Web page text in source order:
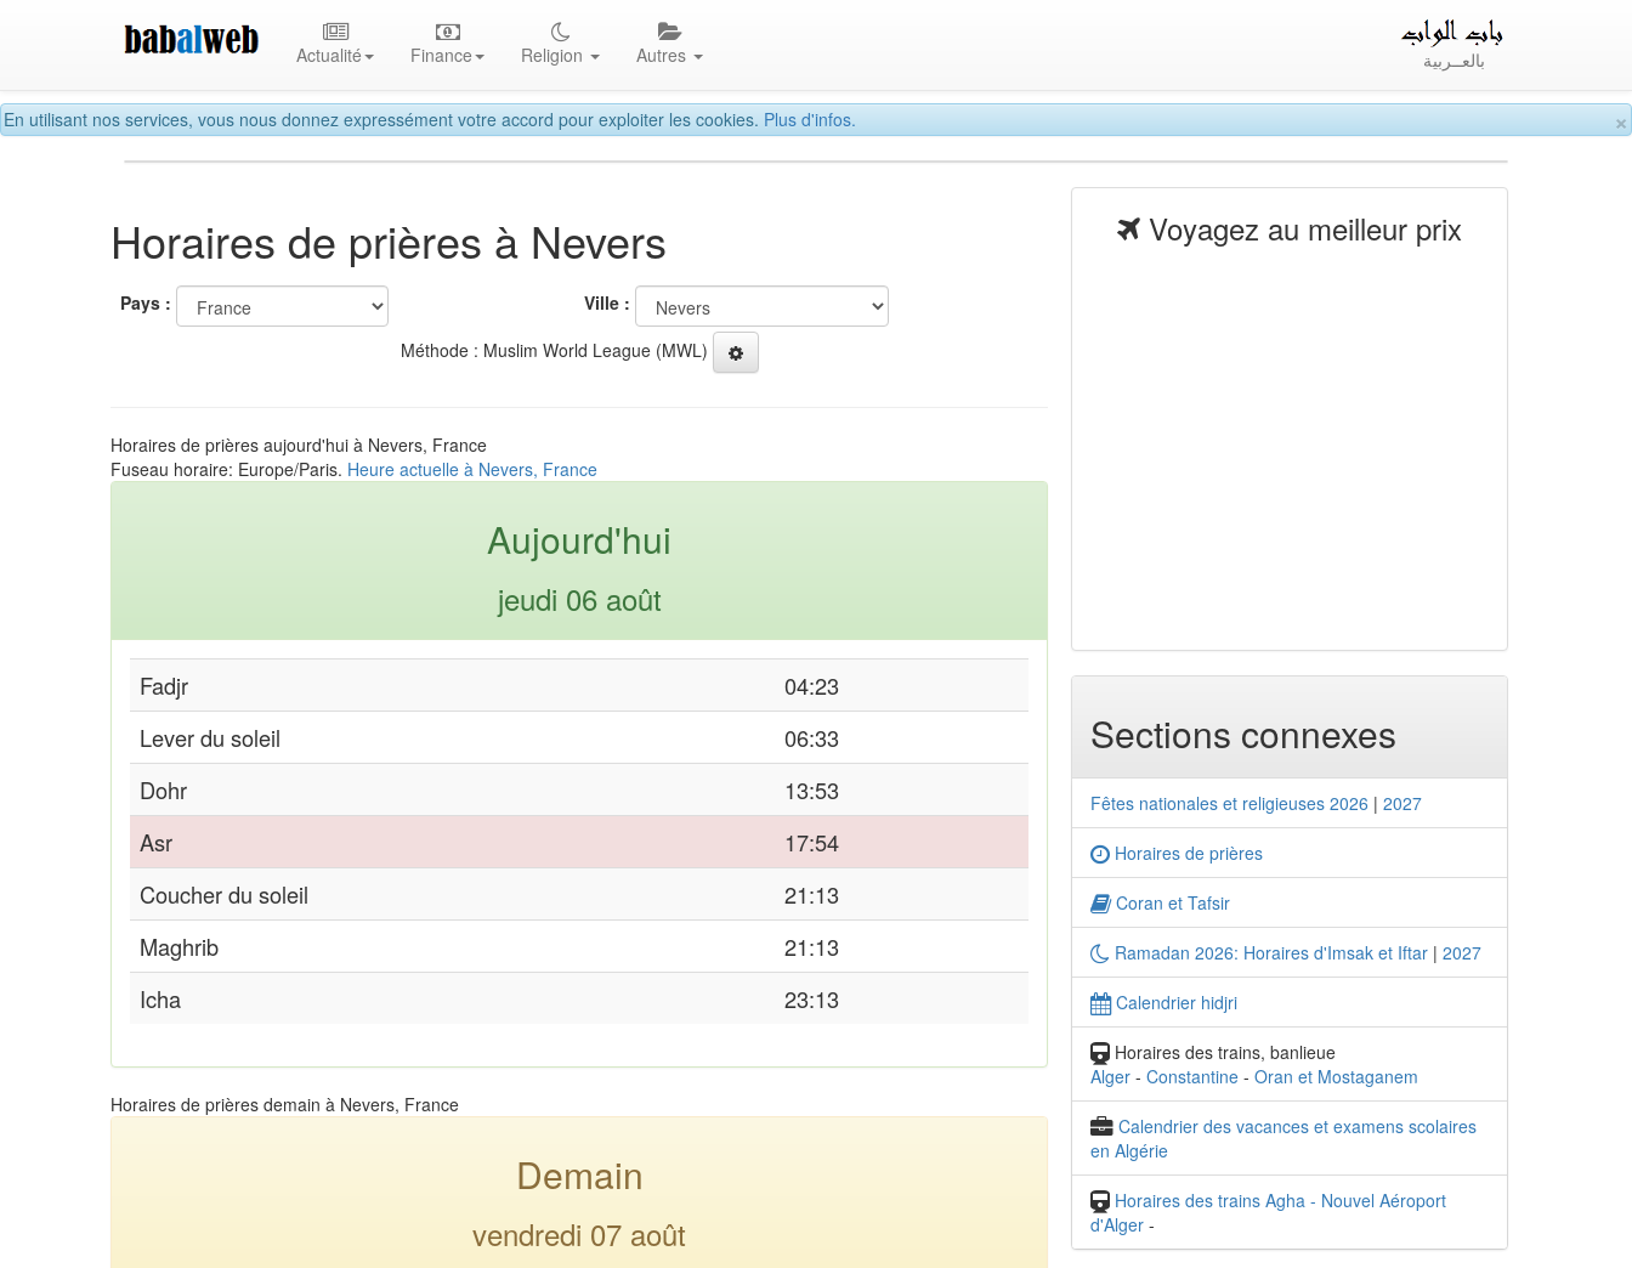
×
En utilisant nos services, vous nous donnez expressément votre accord pour exploiter les cookies. Plus d'infos.
Actualité Finance Religion Autres بالعــربية
Horaires de prières à Nevers
Pays :
Ville :
Méthode : Muslim World League (MWL)
Horaires de prières aujourd'hui à Nevers, France
Fuseau horaire: Europe/Paris. Heure actuelle à Nevers, France
Aujourd'hui
jeudi 06 août
Fadjr
04:23
Lever du soleil
06:33
Dohr
13:53
Asr
17:54
Coucher du soleil
21:13
Maghrib
21:13
Icha
23:13
Horaires de prières demain à Nevers, France
Demain
vendredi 07 août
Voyagez au meilleur prix
Sections connexes
Fêtes nationales et religieuses 2026 | 2027
Horaires de prières
Coran et Tafsir
Ramadan 2026: Horaires d'Imsak et Iftar | 2027
Calendrier hidjri
Horaires des trains, banlieue
Alger - Constantine - Oran et Mostaganem
Calendrier des vacances et examens scolaires
en Algérie
Horaires des trains Agha - Nouvel Aéroport
d'Alger -